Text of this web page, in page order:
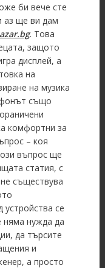
би вече сте
аз ще ви дам
. Това
защото
дисплей, а
на
на музика
също
комфортни за
– коя
въпрос ще
статия, с
съществува
устройства се
няма нужда да
да търсите
и
а просто